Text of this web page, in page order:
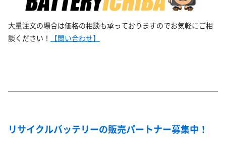
大量注文の場合は価格の相談も承っておりますのでお気軽にご相
談ください！
【問い合わせ】
リサイクルバッテリーの販売パートナー募集中！